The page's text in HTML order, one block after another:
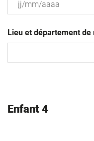
slash
MM
Lieu et département de
Enfant 4